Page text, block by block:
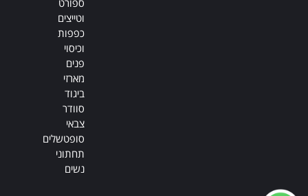
ספורט
וטייצים
כפפות
וכיסוי
פנים
מארזי
ביגוד
סוודר
צבאי
סופטשלים
תחתוני
נשים